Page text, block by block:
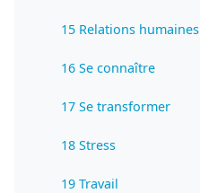
15 Relations humaines
16 Se connaître
17 Se transformer
18 Stress
19 Travail